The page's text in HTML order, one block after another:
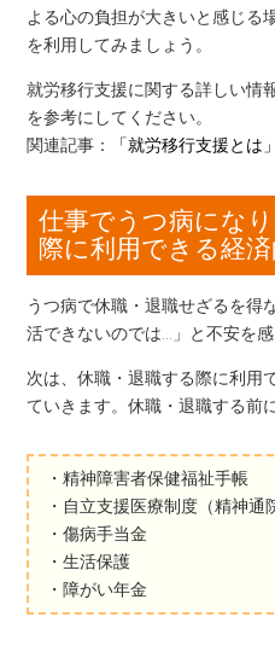
よる心の負担が大きいと感じる
を利用してみましょう。
就労移行支援に関する詳しい情
を参考にしてください。
関連記事：
「就労移行支援とは」
仕事でうつ病にな
際に利用できる経
うつ病で休職・退職せざるを得
活できないのでは…」と不安を
次は、休職・退職する際に利用
ていきます。休職・退職する前
・精神障害者保健福祉手帳
・自立支援医療制度（精神通
・傷病手当金
・生活保護
・障がい年金